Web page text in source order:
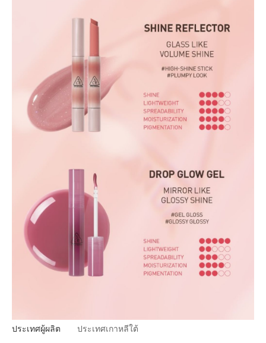
ประเทศผู้ผลิต ประเทศเกาหลีใต้